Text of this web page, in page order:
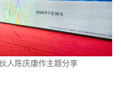
人陈庆康作主题分享